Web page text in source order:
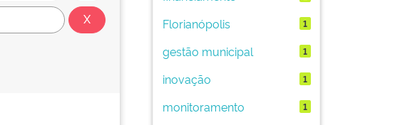
Florianópolis 1
gestão municipal 1
inovação 1
monitoramento 1